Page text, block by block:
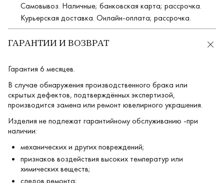
Самовывоз. Наличные; банковская карта; рассрочка.
Курьерская доставка. Онлайн-оплата; рассрочка.
ГАРАНТИИ И ВОЗВРАТ
Гарантия 6 месяцев.
В случае обнаружения производственного брака или
скрытых дефектов, подтверждённых экспертизой,
производится замена или ремонт ювелирного украшения.
Изделия не подлежат гарантийному обслуживанию -при
наличии:
механических и других повреждений;
признаков воздействия высоких температур или
химических веществ;
следов ремонта;